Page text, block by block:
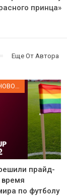
принца»
Еще От Автора
ЗАРУБЕЖНЫЕ НОВОСТИ
прайд-
время
по футболу